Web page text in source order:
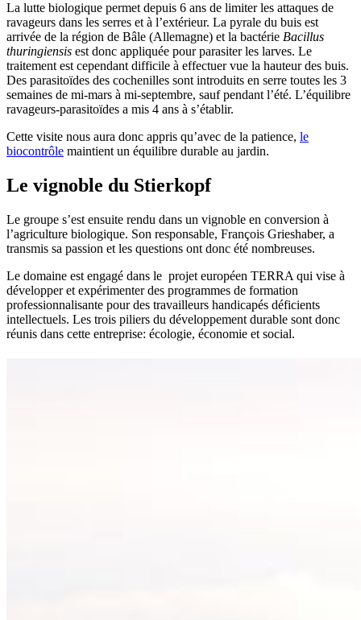
La lutte biologique permet depuis 6 ans de limiter les attaques de
ravageurs dans les serres et à l’extérieur. La pyrale du buis est
arrivée de la région de Bâle (Allemagne) et la bactérie Bacillus
thuringiensis est donc appliquée pour parasiter les larves. Le
traitement est cependant difficile à effectuer vue la hauteur des buis.
Des parasitoïdes des cochenilles sont introduits en serre toutes les 3
semaines de mi-mars à mi-septembre, sauf pendant l’été. L’équilibre
ravageurs-parasitoïdes a mis 4 ans à s’établir.
Cette visite nous aura donc appris qu’avec de la patience, le
biocontrôle maintient un équilibre durable au jardin.
Le vignoble du Stierkopf
Le groupe s’est ensuite rendu dans un vignoble en conversion à
l’agriculture biologique. Son responsable, François Grieshaber, a
transmis sa passion et les questions ont donc été nombreuses.
Le domaine est engagé dans le projet européen TERRA qui vise à
développer et expérimenter des programmes de formation
professionnalisante pour des travailleurs handicapés déficients
intellectuels. Les trois piliers du développement durable sont donc
réunis dans cette entreprise: écologie, économie et social.